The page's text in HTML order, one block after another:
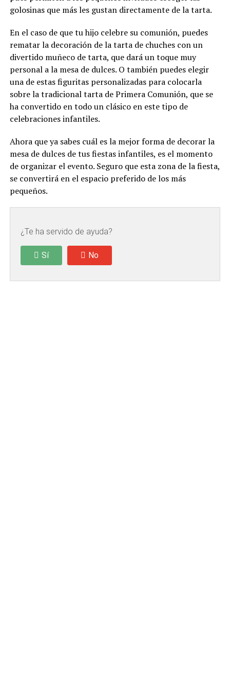
golosinas que más les gustan directamente de la tarta.
En el caso de que tu hijo celebre su comunión, puedes
rematar la decoración de la tarta de chuches con un
divertido muñeco de tarta, que dará un toque muy
personal a la mesa de dulces. O también puedes elegir
una de estas figuritas personalizadas para colocarla
sobre la tradicional tarta de Primera Comunión, que se
ha convertido en todo un clásico en este tipo de
celebraciones infantiles.
Ahora que ya sabes cuál es la mejor forma de decorar la
mesa de dulces de tus fiestas infantiles, es el momento
de organizar el evento. Seguro que esta zona de la fiesta,
se convertirá en el espacio preferido de los más
pequeños.
¿Te ha servido de ayuda?
Sí No